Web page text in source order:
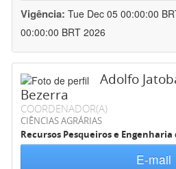
Vigência: Tue Dec 05 00:00:00
00:00:00 BRT 2026
Adolfo
Bezerra
COORDENADOR(A)
CIÊNCIAS AGRÁRIAS
Recursos Pesqueiros e Engenharia
E-mail